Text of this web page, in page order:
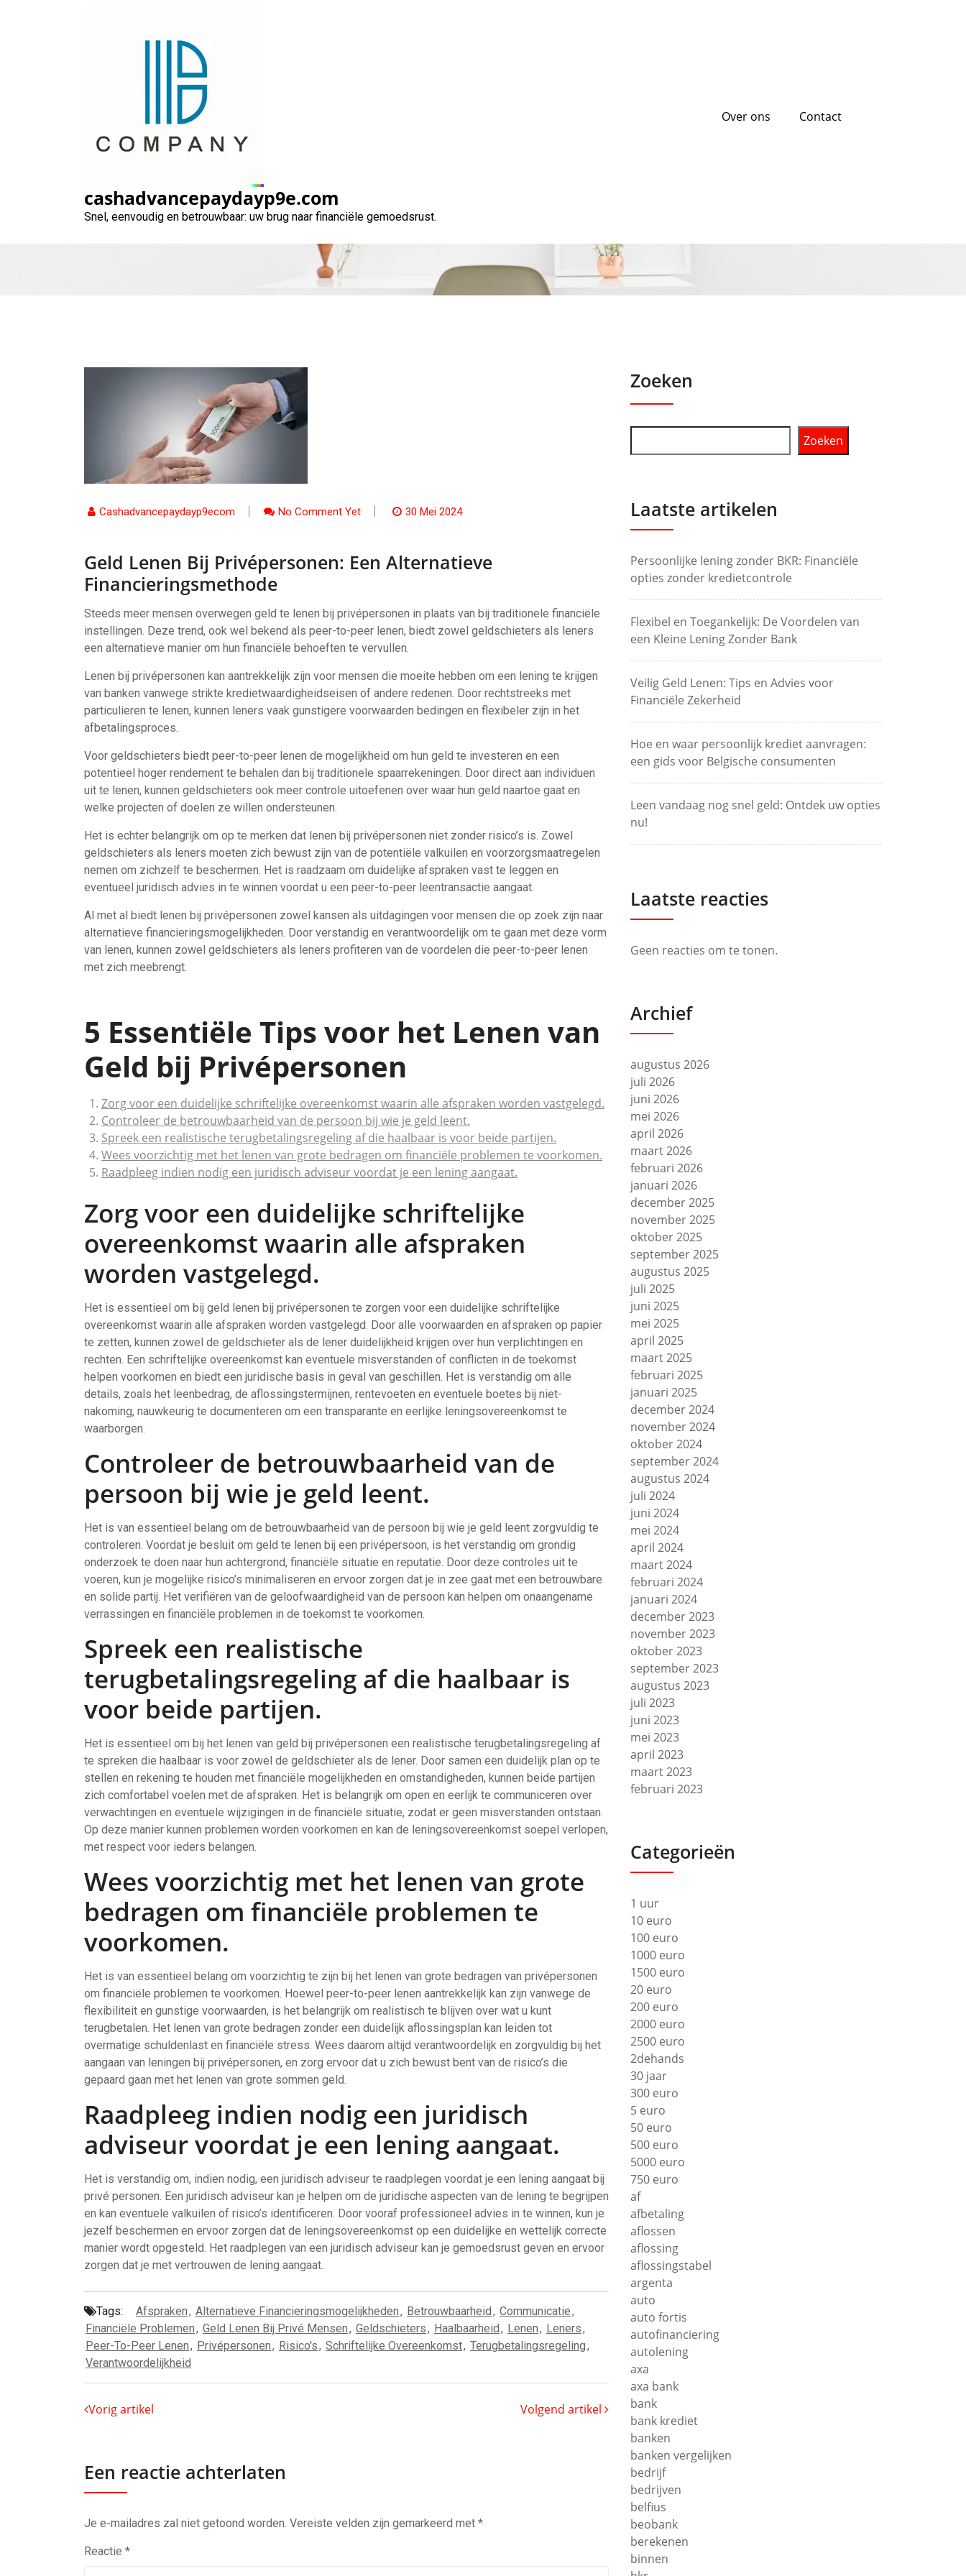
cashadvancepaydayp9e.com
Snel, eenvoudig en betrouwbaar: uw brug naar financiële gemoedsrust.
Over ons Contact
Geld lenen bij privépersonen: Een alternatieve
financieringsmethode
Cashadvancepaydayp9ecom No Comment Yet 30 Mei 2024
Geld Lenen Bij Privépersonen: Een Alternatieve
Financieringsmethode
Steeds meer mensen overwegen geld te lenen bij privépersonen in plaats van bij traditionele financiële
instellingen. Deze trend, ook wel bekend als peer-to-peer lenen, biedt zowel geldschieters als leners
een alternatieve manier om hun financiële behoeften te vervullen.
Lenen bij privépersonen kan aantrekkelijk zijn voor mensen die moeite hebben om een lening te krijgen
van banken vanwege strikte kredietwaardigheidseisen of andere redenen. Door rechtstreeks met
particulieren te lenen, kunnen leners vaak gunstigere voorwaarden bedingen en flexibeler zijn in het
afbetalingsproces.
Voor geldschieters biedt peer-to-peer lenen de mogelijkheid om hun geld te investeren en een
potentieel hoger rendement te behalen dan bij traditionele spaarrekeningen. Door direct aan individuen
uit te lenen, kunnen geldschieters ook meer controle uitoefenen over waar hun geld naartoe gaat en
welke projecten of doelen ze willen ondersteunen.
Het is echter belangrijk om op te merken dat lenen bij privépersonen niet zonder risico’s is. Zowel
geldschieters als leners moeten zich bewust zijn van de potentiële valkuilen en voorzorgsmaatregelen
nemen om zichzelf te beschermen. Het is raadzaam om duidelijke afspraken vast te leggen en
eventueel juridisch advies in te winnen voordat u een peer-to-peer leentransactie aangaat.
Al met al biedt lenen bij privépersonen zowel kansen als uitdagingen voor mensen die op zoek zijn naar
alternatieve financieringsmogelijkheden. Door verstandig en verantwoordelijk om te gaan met deze vorm
van lenen, kunnen zowel geldschieters als leners profiteren van de voordelen die peer-to-peer lenen
met zich meebrengt.
5 Essentiële Tips voor het Lenen van
Geld bij Privépersonen
Zorg voor een duidelijke schriftelijke overeenkomst waarin alle afspraken worden vastgelegd.
Controleer de betrouwbaarheid van de persoon bij wie je geld leent.
Spreek een realistische terugbetalingsregeling af die haalbaar is voor beide partijen.
Wees voorzichtig met het lenen van grote bedragen om financiële problemen te voorkomen.
Raadpleeg indien nodig een juridisch adviseur voordat je een lening aangaat.
Zorg voor een duidelijke schriftelijke
overeenkomst waarin alle afspraken
worden vastgelegd.
Het is essentieel om bij geld lenen bij privépersonen te zorgen voor een duidelijke schriftelijke
overeenkomst waarin alle afspraken worden vastgelegd. Door alle voorwaarden en afspraken op papier
te zetten, kunnen zowel de geldschieter als de lener duidelijkheid krijgen over hun verplichtingen en
rechten. Een schriftelijke overeenkomst kan eventuele misverstanden of conflicten in de toekomst
helpen voorkomen en biedt een juridische basis in geval van geschillen. Het is verstandig om alle
details, zoals het leenbedrag, de aflossingstermijnen, rentevoeten en eventuele boetes bij niet-
nakoming, nauwkeurig te documenteren om een transparante en eerlijke leningsovereenkomst te
waarborgen.
Controleer de betrouwbaarheid van de
persoon bij wie je geld leent.
Het is van essentieel belang om de betrouwbaarheid van de persoon bij wie je geld leent zorgvuldig te
controleren. Voordat je besluit om geld te lenen bij een privépersoon, is het verstandig om grondig
onderzoek te doen naar hun achtergrond, financiële situatie en reputatie. Door deze controles uit te
voeren, kun je mogelijke risico’s minimaliseren en ervoor zorgen dat je in zee gaat met een betrouwbare
en solide partij. Het verifiëren van de geloofwaardigheid van de persoon kan helpen om onaangename
verrassingen en financiële problemen in de toekomst te voorkomen.
Spreek een realistische
terugbetalingsregeling af die haalbaar is
voor beide partijen.
Het is essentieel om bij het lenen van geld bij privépersonen een realistische terugbetalingsregeling af
te spreken die haalbaar is voor zowel de geldschieter als de lener. Door samen een duidelijk plan op te
stellen en rekening te houden met financiële mogelijkheden en omstandigheden, kunnen beide partijen
zich comfortabel voelen met de afspraken. Het is belangrijk om open en eerlijk te communiceren over
verwachtingen en eventuele wijzigingen in de financiële situatie, zodat er geen misverstanden ontstaan.
Op deze manier kunnen problemen worden voorkomen en kan de leningsovereenkomst soepel verlopen,
met respect voor ieders belangen.
Wees voorzichtig met het lenen van grote
bedragen om financiële problemen te
voorkomen.
Het is van essentieel belang om voorzichtig te zijn bij het lenen van grote bedragen van privépersonen
om financiële problemen te voorkomen. Hoewel peer-to-peer lenen aantrekkelijk kan zijn vanwege de
flexibiliteit en gunstige voorwaarden, is het belangrijk om realistisch te blijven over wat u kunt
terugbetalen. Het lenen van grote bedragen zonder een duidelijk aflossingsplan kan leiden tot
overmatige schuldenlast en financiële stress. Wees daarom altijd verantwoordelijk en zorgvuldig bij het
aangaan van leningen bij privépersonen, en zorg ervoor dat u zich bewust bent van de risico’s die
gepaard gaan met het lenen van grote sommen geld.
Raadpleeg indien nodig een juridisch
adviseur voordat je een lening aangaat.
Het is verstandig om, indien nodig, een juridisch adviseur te raadplegen voordat je een lening aangaat bij
privé personen. Een juridisch adviseur kan je helpen om de juridische aspecten van de lening te begrijpen
en kan eventuele valkuilen of risico’s identificeren. Door vooraf professioneel advies in te winnen, kun je
jezelf beschermen en ervoor zorgen dat de leningsovereenkomst op een duidelijke en wettelijk correcte
manier wordt opgesteld. Het raadplegen van een juridisch adviseur kan je gemoedsrust geven en ervoor
zorgen dat je met vertrouwen de lening aangaat.
Tags: Afspraken, Alternatieve Financieringsmogelijkheden, Betrouwbaarheid, Communicatie,
Financiële Problemen, Geld Lenen Bij Privé Mensen, Geldschieters, Haalbaarheid, Lenen, Leners,
Peer-To-Peer Lenen, Privépersonen, Risico's, Schriftelijke Overeenkomst, Terugbetalingsregeling,
Verantwoordelijkheid
Vorig artikel Volgend artikel
Een reactie achterlaten
Je e-mailadres zal niet getoond worden. Vereiste velden zijn gemarkeerd met *
Reactie *
Zoeken
Zoeken
Laatste artikelen
Persoonlijke lening zonder BKR: Financiële
opties zonder kredietcontrole
Flexibel en Toegankelijk: De Voordelen van
een Kleine Lening Zonder Bank
Veilig Geld Lenen: Tips en Advies voor
Financiële Zekerheid
Hoe en waar persoonlijk krediet aanvragen:
een gids voor Belgische consumenten
Leen vandaag nog snel geld: Ontdek uw opties
nu!
Laatste reacties
Geen reacties om te tonen.
Archief
augustus 2026
juli 2026
juni 2026
mei 2026
april 2026
maart 2026
februari 2026
januari 2026
december 2025
november 2025
oktober 2025
september 2025
augustus 2025
juli 2025
juni 2025
mei 2025
april 2025
maart 2025
februari 2025
januari 2025
december 2024
november 2024
oktober 2024
september 2024
augustus 2024
juli 2024
juni 2024
mei 2024
april 2024
maart 2024
februari 2024
januari 2024
december 2023
november 2023
oktober 2023
september 2023
augustus 2023
juli 2023
juni 2023
mei 2023
april 2023
maart 2023
februari 2023
Categorieën
1 uur
10 euro
100 euro
1000 euro
1500 euro
20 euro
200 euro
2000 euro
2500 euro
2dehands
30 jaar
300 euro
5 euro
50 euro
500 euro
5000 euro
750 euro
af
afbetaling
aflossen
aflossing
aflossingstabel
argenta
auto
auto fortis
autofinanciering
autolening
axa
axa bank
bank
bank krediet
banken
banken vergelijken
bedrijf
bedrijven
belfius
beobank
berekenen
binnen